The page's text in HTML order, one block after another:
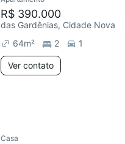
R$ 390.000
das Gardênias, Cidade Nova
64m² 2 1
Ver contato
Casa